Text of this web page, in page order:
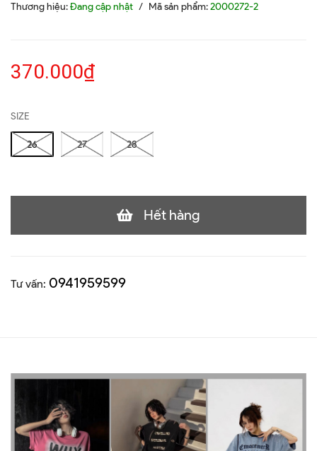
Thương hiệu:Đang cập nhật / Mã sản phẩm:2000272-2
370.000₫
SIZE
26 27 28
Hết hàng
Tư vấn: 0941959599